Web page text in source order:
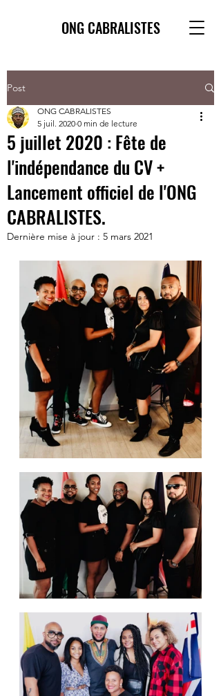
ONG CABRALISTES
Post
5 juillet 2020 : Fête de
l'indépendance du CV +
Lancement officiel de l'ONG
CABRALISTES.
ONG CABRALISTES
5 juil. 2020 0 min de lecture
Dernière mise à jour : 5 mars 2021